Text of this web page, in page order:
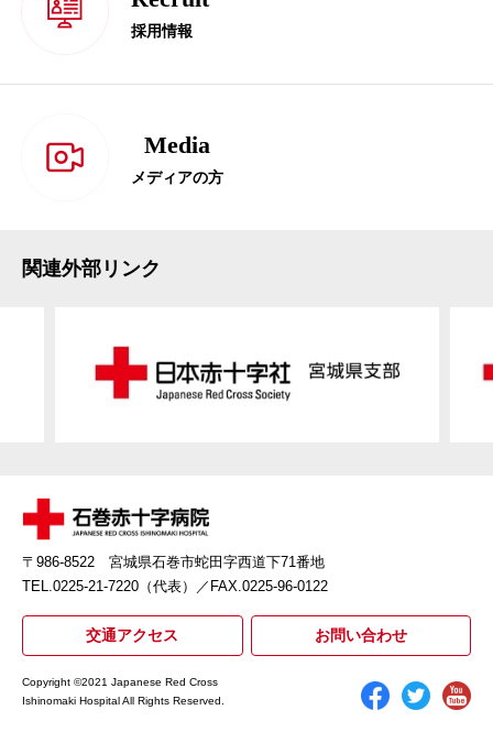
採用情報
Media
メディアの方
関連外部リンク
〒986-8522 宮城県石巻市蛇田字西道下71番地
TEL.0225-21-7220（代表）
／FAX.0225-96-0122
交通アクセス お問い合わせ
Copyright ©2021 Japanese Red Cross
Ishinomaki Hospital All Rights Reserved.